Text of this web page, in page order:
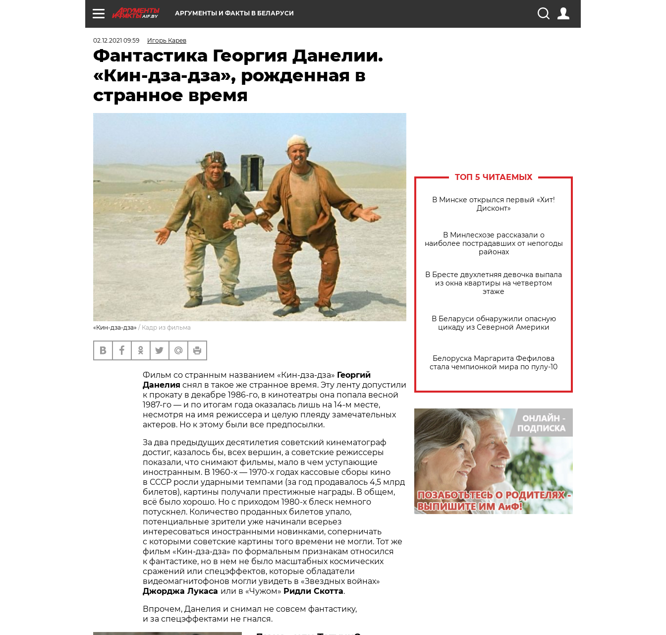
AIF.BY АРГУМЕНТЫ И ФАКТЫ В БЕЛАРУСИ
02.12.2021 09:59 Игорь Карев
Фантастика Георгия Данелии.
«Кин-дза-дза», рожденная в
странное время
«Кин-дза-дза» / Кадр из фильма
Фильм со странным названием «Кин-дза-дза» Георгий
Данелия снял в такое же странное время. Эту ленту допустили
к прокату в декабре 1986-го, в кинотеатры она попала весной
1987-го — и по итогам года оказалась лишь на 14-м месте,
несмотря на имя режиссера и целую плеяду замечательных
актеров. Но к этому были все предпосылки.
За два предыдущих десятилетия советский кинематограф
достиг, казалось бы, всех вершин, а советские режиссеры
показали, что снимают фильмы, мало в чем уступающие
иностранным. В 1960-х — 1970-х годах кассовые сборы кино
в СССР росли ударными темпами (за год продавалось 4,5 млрд
билетов), картины получали престижные награды. В общем,
всё было хорошо. Но с приходом 1980-х блеск немного
потускнел. Количество проданных билетов упало,
потенциальные зрители уже начинали всерьез
интересоваться иностранными новинками, соперничать
с которыми советские картины того времени не могли. Тот же
фильм «Кин-дза-дза» по формальным признакам относился
к фантастике, но в нем не было масштабных космических
сражений или спецэффектов, которые обладатели
видеомагнитофонов могли увидеть в «Звездных войнах»
Джорджа Лукаса или в «Чужом» Ридли Скотта.
Впрочем, Данелия и снимал не совсем фантастику,
и за спецэффектами не гнался.
ТОП 5 ЧИТАЕМЫХ
В Минске открылся первый «Хит!
Дисконт»
В Минлесхозе рассказали о
наиболее пострадавших от непогоды
районах
В Бресте двухлетняя девочка выпала
из окна квартиры на четвертом
этаже
В Беларуси обнаружили опасную
цикаду из Северной Америки
Белоруска Маргарита Фефилова
стала чемпионкой мира по пулу-10